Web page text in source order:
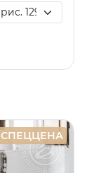
СПЕЦЦЕНА